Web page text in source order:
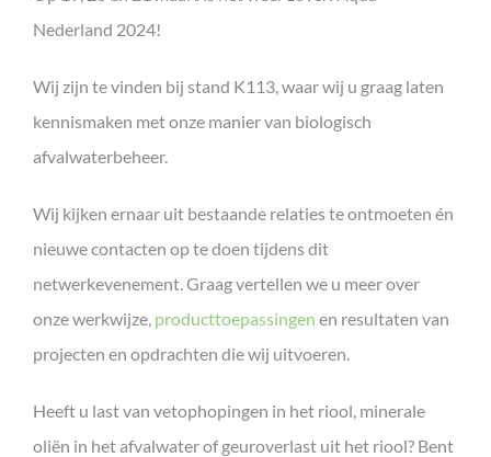
Nederland 2024!
Wij zijn te vinden bij stand K113, waar wij u graag laten
kennismaken met onze manier van biologisch
afvalwaterbeheer.
Wij kijken ernaar uit bestaande relaties te ontmoeten én
nieuwe contacten op te doen tijdens dit
netwerkevenement. Graag vertellen we u meer over
onze werkwijze, producttoepassingen en resultaten van
projecten en opdrachten die wij uitvoeren.
Heeft u last van vetophopingen in het riool, minerale
oliën in het afvalwater of geuroverlast uit het riool? Bent